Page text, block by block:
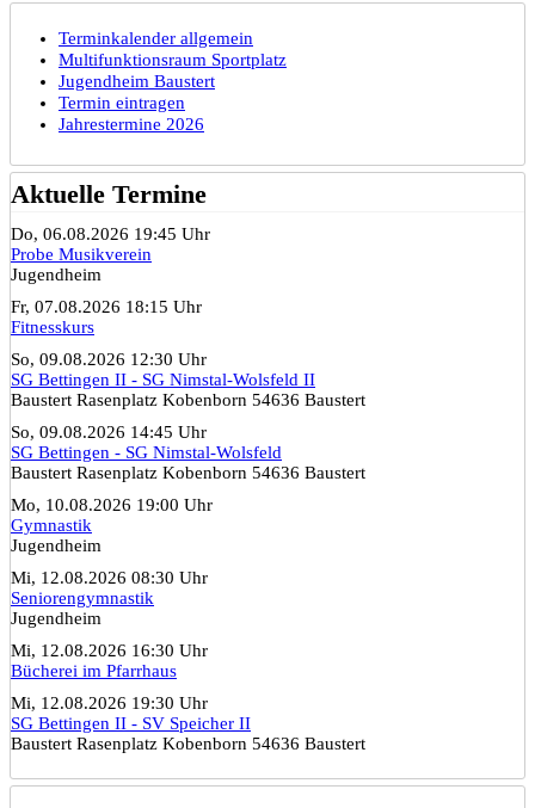
Terminkalender allgemein
Multifunktionsraum Sportplatz
Jugendheim Baustert
Termin eintragen
Jahrestermine 2026
Aktuelle Termine
Do, 06.08.2026 19:45 Uhr
Probe Musikverein
Jugendheim
Fr, 07.08.2026 18:15 Uhr
Fitnesskurs
So, 09.08.2026 12:30 Uhr
SG Bettingen II - SG Nimstal-Wolsfeld II
Baustert Rasenplatz Kobenborn 54636 Baustert
So, 09.08.2026 14:45 Uhr
SG Bettingen - SG Nimstal-Wolsfeld
Baustert Rasenplatz Kobenborn 54636 Baustert
Mo, 10.08.2026 19:00 Uhr
Gymnastik
Jugendheim
Mi, 12.08.2026 08:30 Uhr
Seniorengymnastik
Jugendheim
Mi, 12.08.2026 16:30 Uhr
Bücherei im Pfarrhaus
Mi, 12.08.2026 19:30 Uhr
SG Bettingen II - SV Speicher II
Baustert Rasenplatz Kobenborn 54636 Baustert